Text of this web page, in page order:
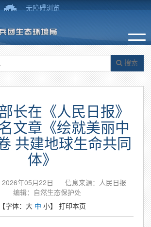
无障碍浏览
搜索
长在《人民日报》
文章《绘就美丽中
共建地球生命共同
体》
年05月22日
信息来源：人民日报
编辑：自然生态保护处
【字体： 大 中 小】 打印本页